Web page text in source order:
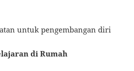
untuk pengembangan diri
di Rumah